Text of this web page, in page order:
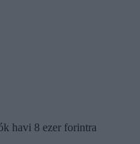
havi 8 ezer forintra